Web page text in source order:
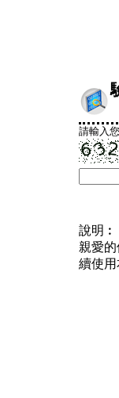
請輸入
說明︰
親愛
續使用